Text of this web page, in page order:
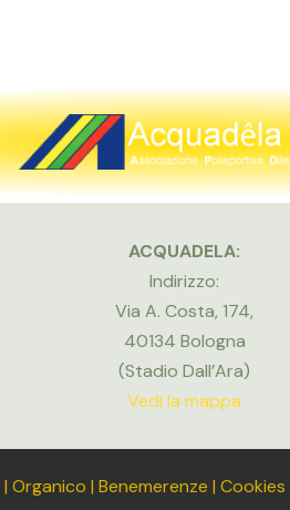
ACQUADELA:
Indirizzo:
Via A. Costa, 174,
40134 Bologna
(Stadio Dall’Ara)
Vedi la mappa
| Organico | Benemerenze | Cookies